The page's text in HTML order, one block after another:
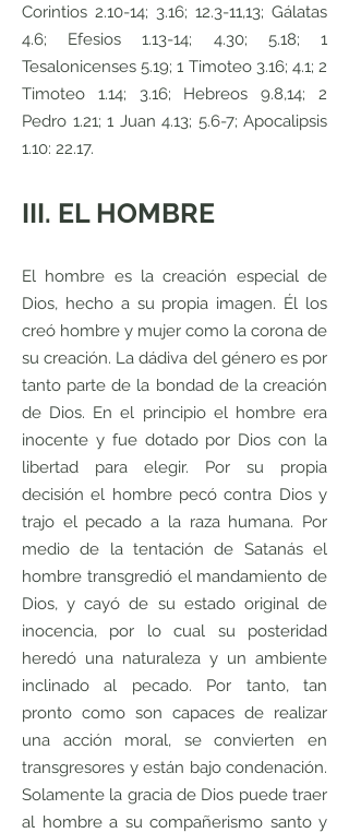
Corintios 2.10-14; 3.16; 12.3-11,13; Gálatas
4.6; Efesios 1.13-14; 4.30; 5.18; 1
Tesalonicenses 5.19; 1 Timoteo 3.16; 4.1; 2
Timoteo 1.14; 3.16; Hebreos 9.8,14; 2
Pedro 1.21; 1 Juan 4.13; 5.6-7; Apocalipsis
1.10: 22.17.
III. EL HOMBRE
El hombre es la creación especial de
Dios, hecho a su propia imagen. Él los
creó hombre y mujer como la corona de
su creación. La dádiva del género es por
tanto parte de la bondad de la creación
de Dios. En el principio el hombre era
inocente y fue dotado por Dios con la
libertad para elegir. Por su propia
decisión el hombre pecó contra Dios y
trajo el pecado a la raza humana. Por
medio de la tentación de Satanás el
hombre transgredió el mandamiento de
Dios, y cayó de su estado original de
inocencia, por lo cual su posteridad
heredó una naturaleza y un ambiente
inclinado al pecado. Por tanto, tan
pronto como son capaces de realizar
una acción moral, se convierten en
transgresores y están bajo condenación.
Solamente la gracia de Dios puede traer
al hombre a su compañerismo santo y